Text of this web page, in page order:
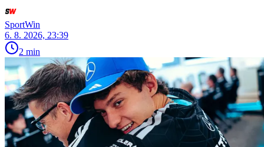
SportWin
6. 8. 2026, 23:39
2 min